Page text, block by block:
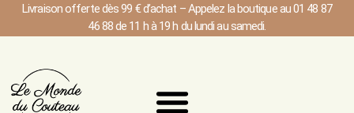
Livraison offerte dès 99 € d’achat – Appelez la boutique au 01 48 87
46 88 de 11 h à 19 h du lundi au samedi.